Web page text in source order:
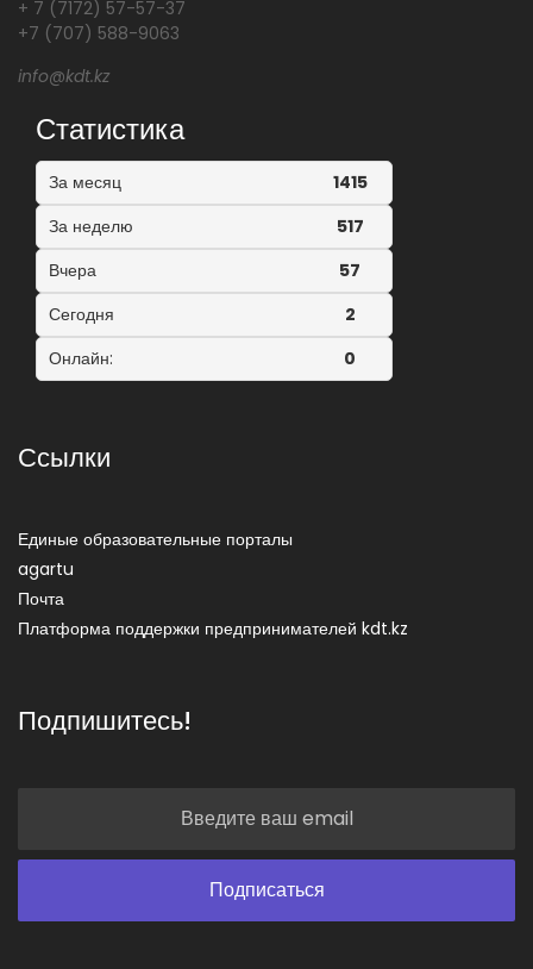
+ 7 (7172) 57-57-37
+7 (707) 588-9063
info@kdt.kz
Статистика
За месяц
1415
За неделю
517
Вчера
57
Сегодня
2
Онлайн:
0
Ссылки
Единые образовательные порталы
agartu
Почта
Платформа поддержки предпринимателей kdt.kz
Подпишитесь!